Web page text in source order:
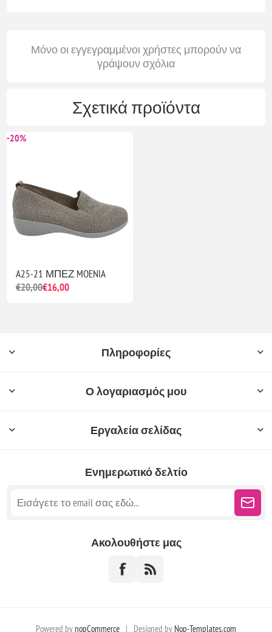
Μόνο οι εγγεγραμμένοι χρήστες μπορούν να
γράψουν σχόλια
Σχετικά προϊόντα
-20%
A25-21 ΜΠΕΖ MOENIA
€20,00€16,00
Πληροφορίες
Ο λογαριασμός μου
Εργαλεία σελίδας
Ενημερωτικό δελτίο
Ακολουθήστε μας
Powered by nopCommerce | Designed by Nop-Templates.com